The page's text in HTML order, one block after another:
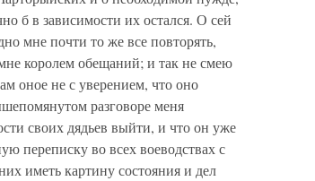
б в зависимости их остался. О сей
мне почти то же все повторять,
королем обещаний; и так не смею
оное не с уверением, что оно
разговоре меня
своих дядьев выйти, и что он уже
переписку во всех воеводствах с
иметь картину состояния и дел